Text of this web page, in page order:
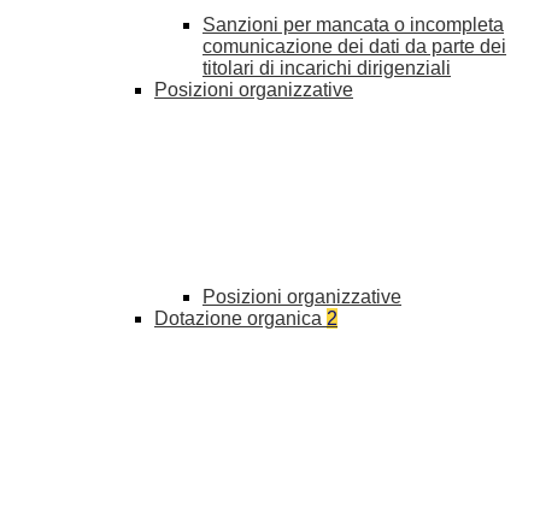
Sanzioni per mancata o incompleta
comunicazione dei dati da parte dei
titolari di incarichi dirigenziali
Posizioni organizzative
Posizioni organizzative
Dotazione organica 2